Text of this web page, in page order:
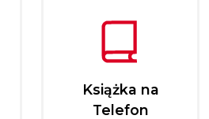
Książka na
Telefon